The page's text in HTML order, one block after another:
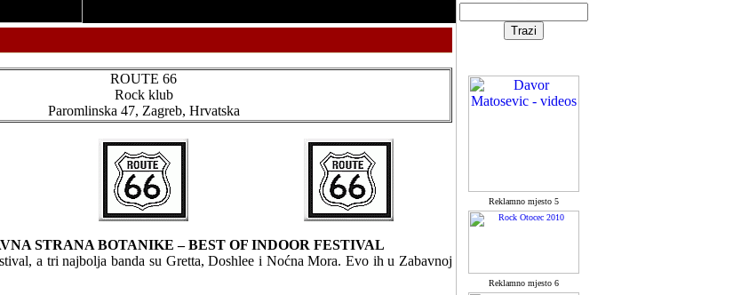
ROUTE 66
Rock klub
Paromlinska 47, Zagreb, Hrvatska
STRANA BOTANIKE – BEST OF INDOOR FESTIVAL
a tri najbolja banda su Gretta, Doshlee i Noćna Mora. Evo ih u Zabavnoj
Reklamno mjesto 5
Reklamno mjesto 6